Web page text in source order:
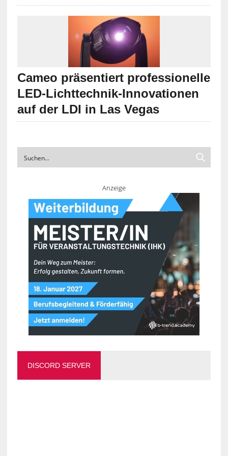
Cameo präsentiert professionelle
LED-Lichttechnik-Innovationen
auf der LDI in Las Vegas
Anzeige
DISCORD SERVER